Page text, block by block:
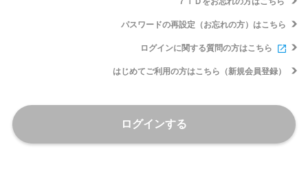
パスワードの再設定（お忘れの方）はこちら
ログインに関する質問の方はこちら
はじめてご利用の方はこちら（新規会員登録）
ログインする